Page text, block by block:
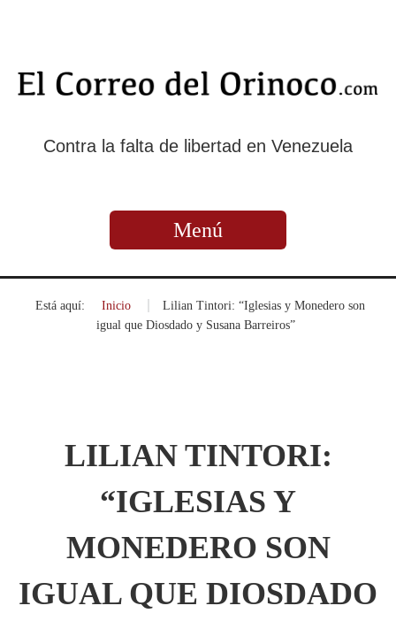
Contra la falta de libertad en Venezuela
Menú
Está aquí: Inicio
Lilian Tintori: “Iglesias y Monedero son
igual que Diosdado y Susana Barreiros”
LILIAN TINTORI:
“IGLESIAS Y
MONEDERO SON
IGUAL QUE DIOSDADO